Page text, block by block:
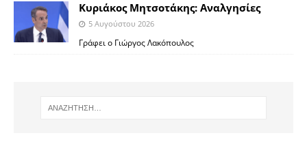
Κυριάκος Μητσοτάκης: Αναλγησίες
5 Αυγούστου 2026
Γράφει ο Γιώργος Λακόπουλος